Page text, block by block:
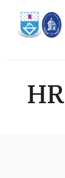
conținut